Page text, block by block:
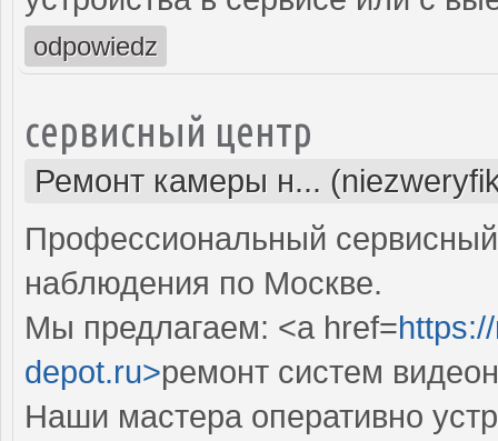
odpowiedz
сервисный центр
Ремонт камеры н...
Профессиональный
наблюдения по Москве.
Мы предлагаем: <a href=
depot.ru>ремонт систем
Наши мастера оперативно